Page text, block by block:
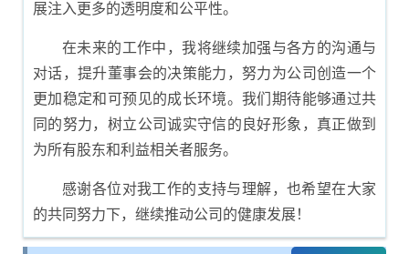
展注入更多的透明度和公平性。
在未来的工作中，我将继续加强与各方的沟通与
对话，提升董事会的决策能力，努力为公司创造一个
更加稳定和可预见的成长环境。我们期待能够通过共
同的努力，树立公司诚实守信的良好形象，真正做到
为所有股东和利益相关者服务。
感谢各位对我工作的支持与理解，也希望在大家
的共同努力下，继续推动公司的健康发展！